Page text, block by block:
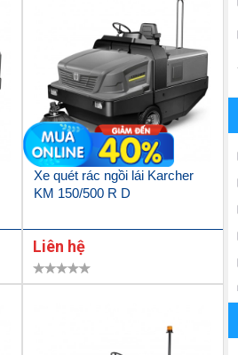
Xe quét rác ngồi lái Karcher
KM 150/500 R D
Liên hệ